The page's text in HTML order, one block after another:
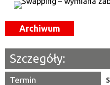
Archiwum
Szczegóły:
Termin